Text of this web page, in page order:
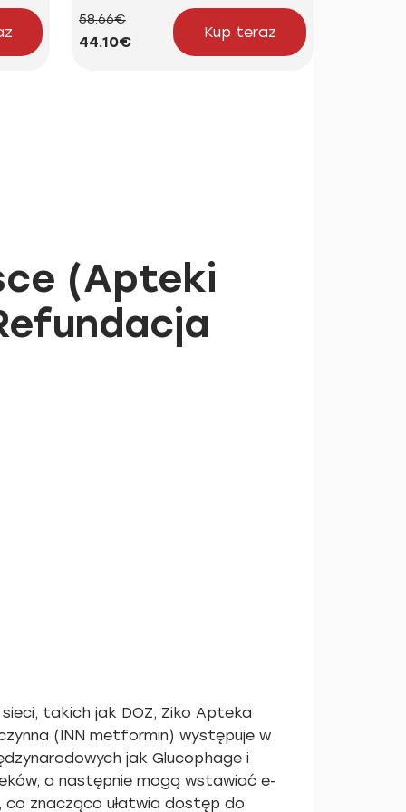
58.66€
44.10€
Kup teraz
(Apteki
takich jak DOZ, Ziko Apteka
(INN metformin) występuje w
jak Glucophage i
a następnie mogą wstawiać e-
znacząco ułatwia dostęp do